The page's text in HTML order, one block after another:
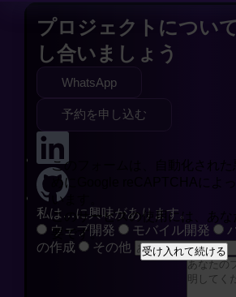
プロジェクトについて
し合いましょう
WhatsApp
予約を申し込む
このフォームは、自動化された
めにGoogle reCAPTCHAによ
います。
このサービスの使用には、あな
要です。
受け入れて続ける
私は…に興味があります。
ウェブ開発
モバイル開発
の作成
その他